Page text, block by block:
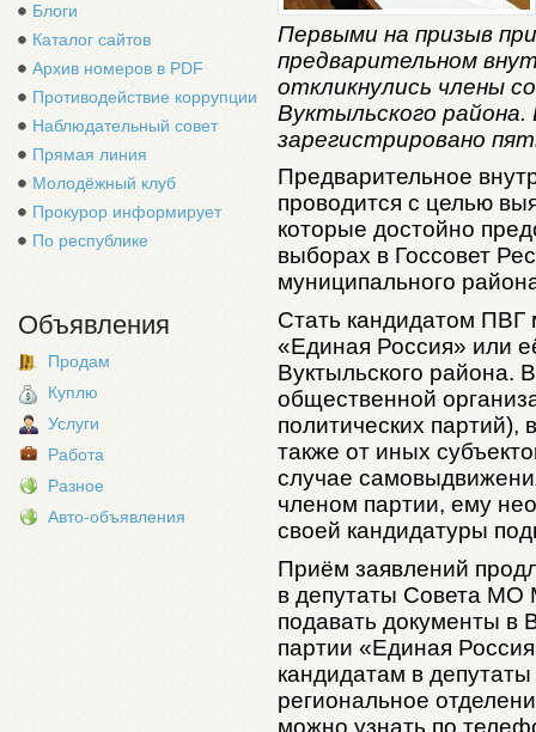
Блоги
Каталог сайтов
Архив номеров в PDF
Противодействие коррупции
Наблюдательный совет
Прямая линия
Молодёжный клуб
Прокурор информирует
По республике
Объявления
Продам
Куплю
Услуги
Работа
Разное
Авто-объявления
Первыми на призыв
предварительном
откликнулись члены
Вуктыльского района.
зарегистрировано
Предварительное
проводится с целью
которые достойно
выборах в Госсовет
муниципального
Стать кандидатом ПВГ
«Единая Россия» или
Вуктыльского
общественной
политических
также от иных
случае
членом партии, ему
своей кандидатуры
Приём заявлений
в депутаты Совета МО
подавать документы в
партии «Единая
кандидатам в
региональное
можно узнать по